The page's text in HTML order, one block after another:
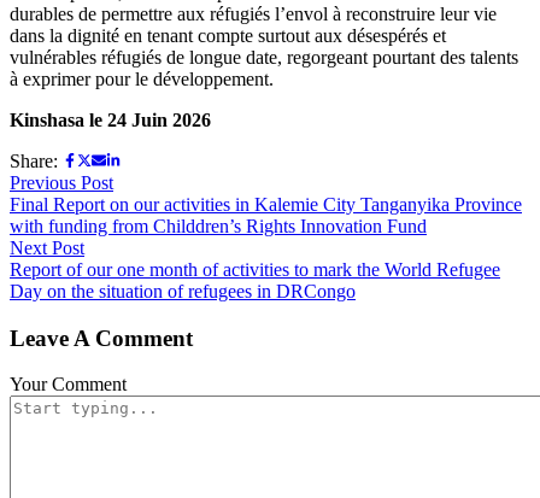
durables de permettre aux réfugiés l’envol à reconstruire leur vie
dans la dignité en tenant compte surtout aux désespérés et
vulnérables réfugiés de longue date, regorgeant pourtant des talents
à exprimer pour le développement.
Kinshasa le 24 Juin 2026
Share:
Previous Post
Final Report on our activities in Kalemie City Tanganyika Province
with funding from Childdren’s Rights Innovation Fund
Next Post
Report of our one month of activities to mark the World Refugee
Day on the situation of refugees in DRCongo
Leave A Comment
Your Comment